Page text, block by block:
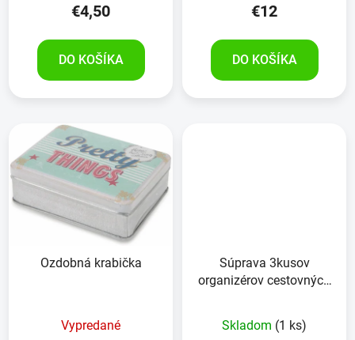
€4,50
DO KOŠÍKA
€12
DO KOŠÍKA
Ozdobná krabička
Vypredané
Súprava 3kusov
organizérov cestovných
Skladom (1 ks)